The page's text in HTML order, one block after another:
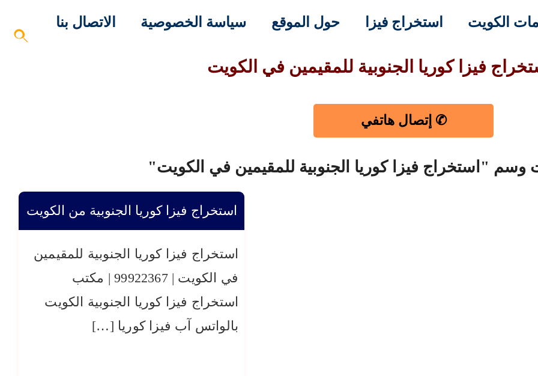
الكويت استخراج فيزا حول الموقع سياسة الخصوصية الاتصال بنا
فيزا كوريا الجنوبية للمقيمين في الكويت
✆ إتصال هاتفي
وسم "استخراج فيزا كوريا الجنوبية للمقيمين في الكويت"
استخراج فيزا كوريا الجنوبية من الكويت
استخراج فيزا كوريا الجنوبية للمقيمين
في الكويت | 99922367 | مكتب
استخراج فيزا كوريا الجنوبية الكويت
بالواتس آب فيزا كوريا […]